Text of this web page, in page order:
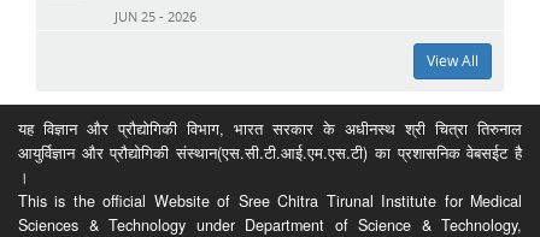
JUN 25 - 2026
View All
यह विज्ञान और प्रौद्योगिकी विभाग, भारत सरकार के अधीनस्थ श्री चित्रा तिरुनाल
आयुर्विज्ञान और प्रौद्योगिकी संस्थान(एस.सी.टी.आई.एम.एस.टी) का प्रशासनिक वेबसईट है
।
This is the official Website of Sree Chitra Tirunal Institute for Medical
Sciences & Technology under Department of Science & Technology,